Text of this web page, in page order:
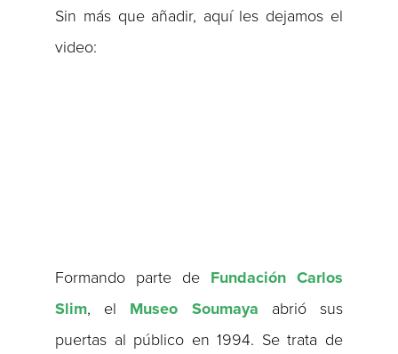
Sin más que añadir, aquí les dejamos el
video:
Formando parte de Fundación Carlos
Slim, el Museo Soumaya abrió sus
puertas al público en 1994. Se trata de